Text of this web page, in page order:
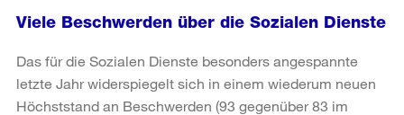
Viele Beschwerden über die Sozialen Dienste
Das für die Sozialen Dienste besonders angespannte
letzte Jahr widerspiegelt sich in einem wiederum neuen
Höchststand an Beschwerden (93 gegenüber 83 im